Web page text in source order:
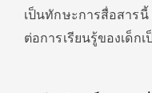
เป็นทักษะการสื่อสาร
ต่อการเรียนรู้ของเด็ก